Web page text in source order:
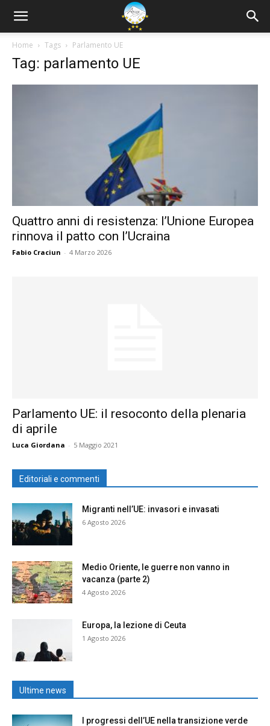
Home Tags Parlamento UE
Tag: parlamento UE
Quattro anni di resistenza: l’Unione Europea
rinnova il patto con l’Ucraina
Fabio Craciun - 4 Marzo 2026
Parlamento UE: il resoconto della plenaria
di aprile
Luca Giordana - 5 Maggio 2021
Editoriali e commenti
Migranti nell’UE: invasori e invasati
6 Agosto 2026
Medio Oriente, le guerre non vanno in
vacanza (parte 2)
4 Agosto 2026
Europa, la lezione di Ceuta
1 Agosto 2026
Ultime news
I progressi dell’UE nella transizione verde